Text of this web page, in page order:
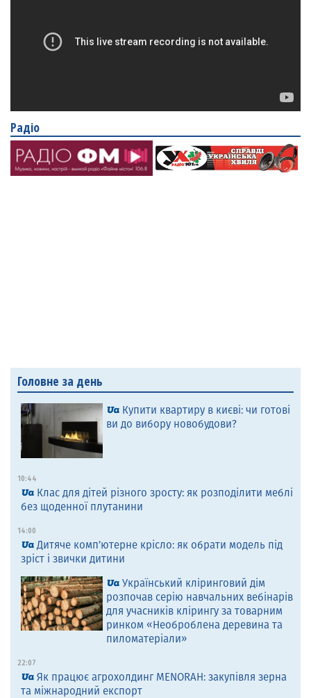
Радіо
Головне за день
Купити квартиру в києві: чи готові
ви до вибору новобудови?
10:44
Клас для дітей різного зросту: як розподілити меблі
без щоденної плутанини
14:00
Дитяче комп’ютерне крісло: як обрати модель під
зріст і звички дитини
Український кліринговий дім
розпочав серію навчальних вебінарів
для учасників клірингу за товарним
ринком «Необроблена деревина та
пиломатеріали»
22:07
Як працює агрохолдинг MENORAH: закупівля зерна
та міжнародний експорт